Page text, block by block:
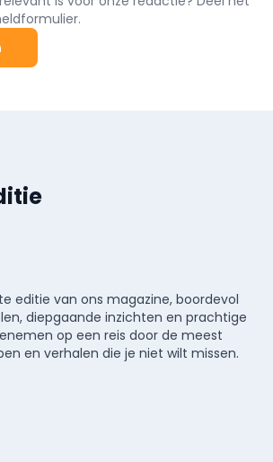
editie van ons magazine, boordevol
diepgaande inzichten en prachtige
op een reis door de meest
en verhalen die je niet wilt missen.